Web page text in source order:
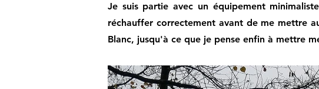
Je suis partie avec un équipement
réchauffer correctement avant de me mettre
Blanc, jusqu'à ce que je pense enfin à mettre